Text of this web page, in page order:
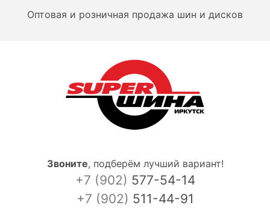
Оптовая и розничная продажа шин и дисков
Звоните, подберём лучший вариант!
+7 (902) 577-54-14
+7 (902) 511-44-91